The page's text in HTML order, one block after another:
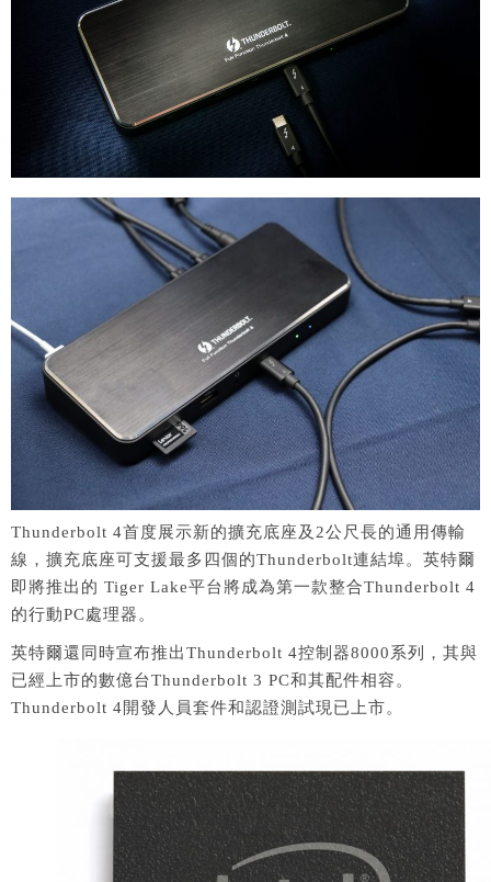
Thunderbolt 4首度展示新的擴充底座及2公尺長的通用傳輸
線，擴充底座可支援最多四個的Thunderbolt連結埠。英特爾
即將推出的 Tiger Lake平台將成為第一款整合Thunderbolt 4
的行動PC處理器。
英特爾還同時宣布推出Thunderbolt 4控制器8000系列，其與
已經上市的數億台Thunderbolt 3 PC和其配件相容。
Thunderbolt 4開發人員套件和認證測試現已上市。